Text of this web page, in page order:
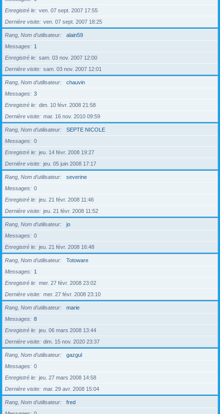
Enregistré le
ven. 07 sept. 2007 17:55
Dernière visite
ven. 07 sept. 2007 18:25
Rang, Nom d’utilisateur
alain59
Messages
1
Enregistré le
sam. 03 nov. 2007 12:00
Dernière visite
sam. 03 nov. 2007 12:01
Rang, Nom d’utilisateur
chauvin
Messages
3
Enregistré le
dim. 10 févr. 2008 21:58
Dernière visite
mar. 16 nov. 2010 09:59
Rang, Nom d’utilisateur
SEPTE NICOLE
Messages
0
Enregistré le
jeu. 14 févr. 2008 19:27
Dernière visite
jeu. 05 juin 2008 17:17
Rang, Nom d’utilisateur
severine
Messages
0
Enregistré le
jeu. 21 févr. 2008 11:46
Dernière visite
jeu. 21 févr. 2008 11:52
Rang, Nom d’utilisateur
jo
Messages
0
Enregistré le
jeu. 21 févr. 2008 16:48
Rang, Nom d’utilisateur
Totoware
Messages
1
Enregistré le
mer. 27 févr. 2008 23:02
Dernière visite
mer. 27 févr. 2008 23:10
Rang, Nom d’utilisateur
marie
Messages
8
Enregistré le
jeu. 06 mars 2008 13:44
Dernière visite
dim. 15 nov. 2020 23:37
Rang, Nom d’utilisateur
gazgul
Messages
0
Enregistré le
jeu. 27 mars 2008 14:58
Dernière visite
mar. 29 avr. 2008 15:04
Rang, Nom d’utilisateur
fred